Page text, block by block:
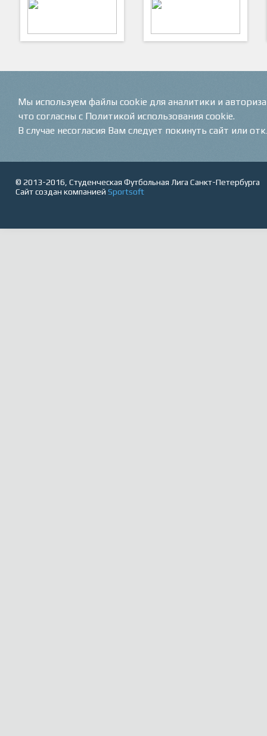
© 2013-2016, Студенческая Футбольная Лига Санкт-Петербурга
Сайт создан компанией Sportsoft
Мы используем файлы cookie для аналитики и
что согласны с Политикой использования cookie.
В случае несогласия Вам следует покинуть сайт или